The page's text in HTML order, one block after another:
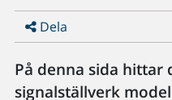
Dela
På denna sida
signalställverk